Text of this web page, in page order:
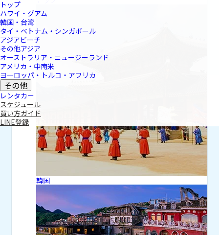
韓国
トップ
ハワイ・グアム
韓国・台湾
タイ・ベトナム・シンガポール
アジアビーチ
その他アジア
オーストラリア・ニュージーランド
アメリカ・中南米
ヨーロッパ・トルコ・アフリカ
その他
レンタカー
スケジュール
買い方ガイド
LINE登録